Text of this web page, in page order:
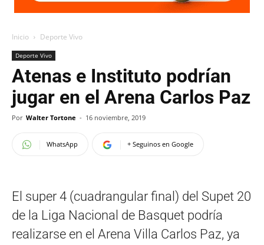
Inicio Deporte Vivo
Deporte Vivo
Atenas e Instituto podrían
jugar en el Arena Carlos Paz
Por Walter Tortone - 16 noviembre, 2019
WhatsApp + Seguinos en Google
El super 4 (cuadrangular final) del Supet 20
de la Liga Nacional de Basquet podría
realizarse en el Arena Villa Carlos Paz, ya